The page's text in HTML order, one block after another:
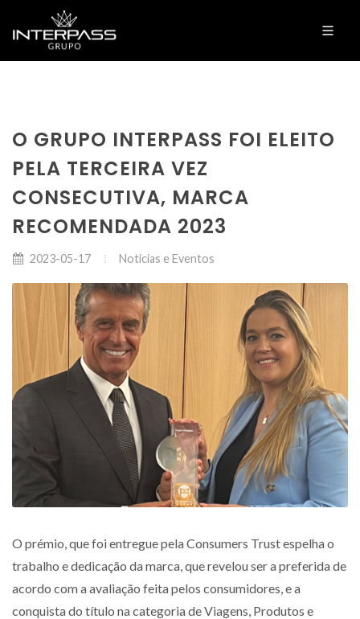
O GRUPO INTERPASS FOI ELEITO
PELA TERCEIRA VEZ
CONSECUTIVA, MARCA
RECOMENDADA 2023
2023-05-17 Noticias e Eventos
O prémio, que foi entregue pela Consumers Trust espelha o
trabalho e dedicação da marca, que revelou ser a preferida de
acordo com a avaliação feita pelos consumidores, e a
conquista do título na categoria de Viagens, Produtos e